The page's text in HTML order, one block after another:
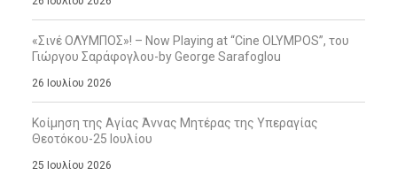
«Σινέ ΟΛΥΜΠΟΣ»! – Now Playing at “Cine OLYMPOS”, του
Γιώργου Σαράφογλου-by George Sarafoglou
26 Ιουλίου 2026
Κοίμηση της Αγίας Άννας Μητέρας της Υπεραγίας
Θεοτόκου-25 Ιουλίου
25 Ιουλίου 2026